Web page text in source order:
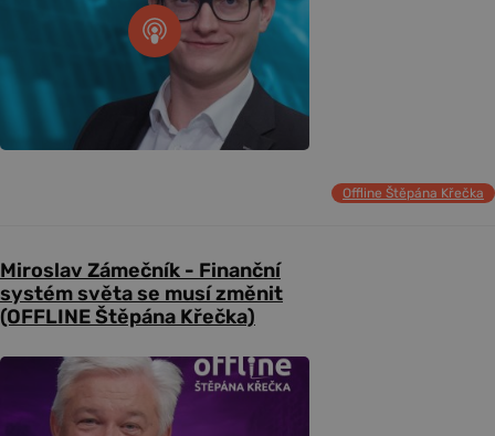
Offline Štěpána Křečka
Miroslav Zámečník - Finanční
systém světa se musí změnit
(OFFLINE Štěpána Křečka)